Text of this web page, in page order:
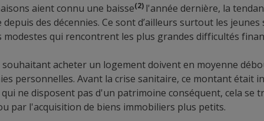
aient connu une baisse(2) l'année dernière, la
depuis des décennies. Ce sont d’ailleurs surtout les
qui rencontrent les plus grandes difficultés
acheter un logement doivent en moyenne
personnelles. Avant la crise sanitaire, ce montant était
ne disposent pas d'un patrimoine conséquent, cela se
par l'acquisition de biens immobiliers plus petits.